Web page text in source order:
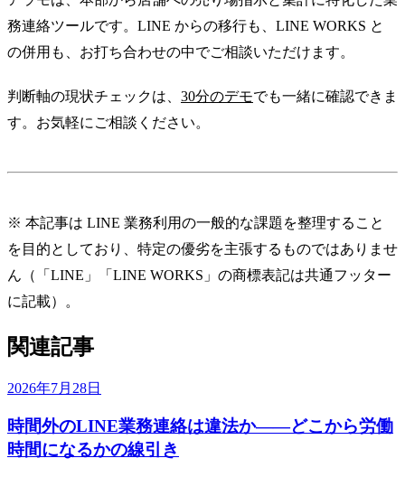
務連絡ツールです。LINE からの移行も、LINE WORKS と
の併用も、お打ち合わせの中でご相談いただけます。
判断軸の現状チェックは、 30分のデモでも一緒に確認できま
す。お気軽にご相談ください。
※ 本記事は LINE 業務利用の一般的な課題を整理すること
を目的としており、特定の優劣を主張するものではありませ
ん（「LINE」「LINE WORKS」の商標表記は共通フッター
に記載）。
関連記事
2026年7月28日
時間外のLINE業務連絡は違法か——どこから労働
時間になるかの線引き